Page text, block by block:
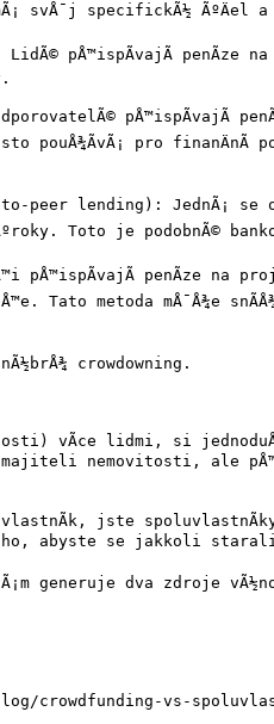
svÅ¯j specifickÃ½ ÃºÄel a
pÅ™ispÃ­vajÃ­ penÃ­ze
pÅ™ispÃ­vajÃ­
pouÅ¾Ã­vÃ¡ pro
peer lending): JednÃ¡ se
Toto je podobnÃ©
penÃ­ze na
Tato metoda mÅ¯Å¾e
crowdowning.
vÃ­ce lidmi, si
nemovitosti, ale
jste spoluvlastnÃ­ky.
toho, abyste se jakkoli
generuje dva zdroje
crowdfunding-vs-